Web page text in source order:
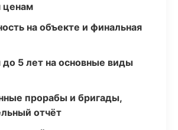
ценам
на объекте и финальная
до 5 лет на основные виды
прорабы и бригады,
отчёт